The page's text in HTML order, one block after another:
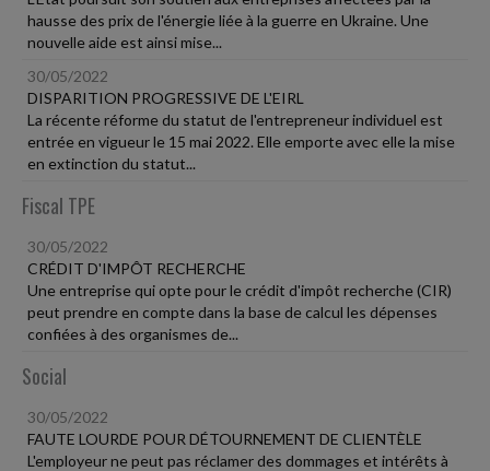
hausse des prix de l'énergie liée à la guerre en Ukraine. Une
nouvelle aide est ainsi mise...
30/05/2022
DISPARITION PROGRESSIVE DE L'EIRL
La récente réforme du statut de l'entrepreneur individuel est
entrée en vigueur le 15 mai 2022. Elle emporte avec elle la mise
en extinction du statut...
Fiscal TPE
30/05/2022
CRÉDIT D'IMPÔT RECHERCHE
Une entreprise qui opte pour le crédit d'impôt recherche (CIR)
peut prendre en compte dans la base de calcul les dépenses
confiées à des organismes de...
Social
30/05/2022
FAUTE LOURDE POUR DÉTOURNEMENT DE CLIENTÈLE
L'employeur ne peut pas réclamer des dommages et intérêts à